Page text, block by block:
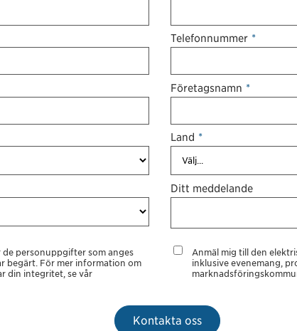
*
Telefonnummer
*
Företagsnamn
*
Land
Ditt meddelande
personuppgifter som anges
begärt. För mer information om
din integritet, se vår
Anmäl mig till den
inklusive evenemang,
Kontakta oss